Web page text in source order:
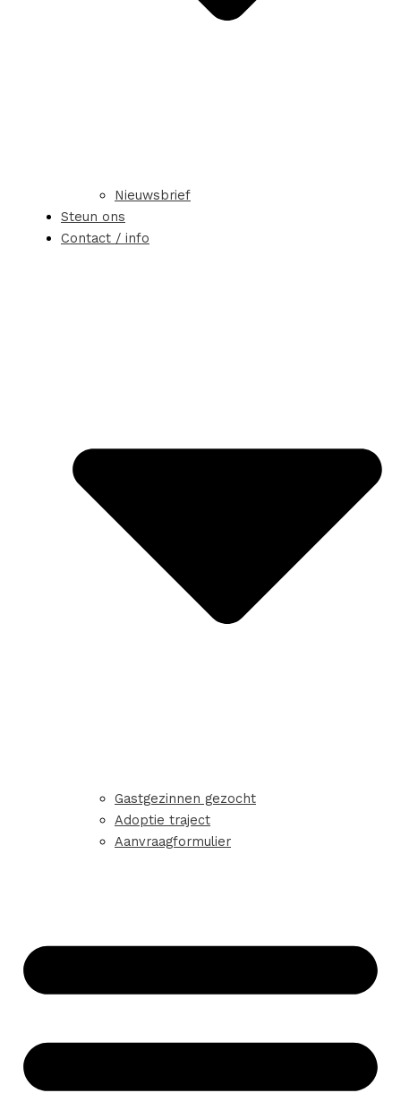
Nieuwsbrief
Steun ons
Contact / info
Gastgezinnen gezocht
Adoptie traject
Aanvraagformulier